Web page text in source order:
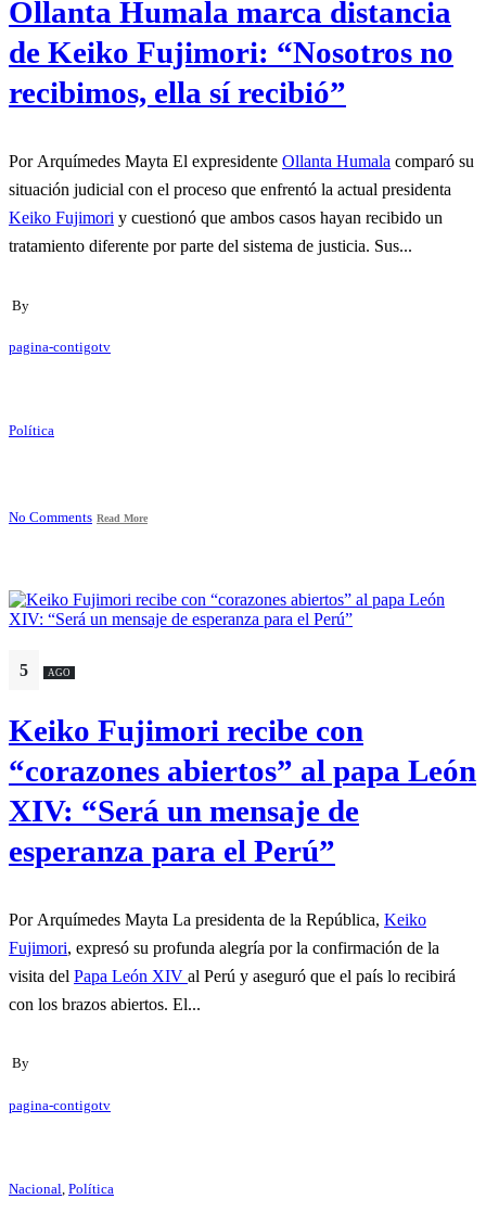
Ollanta Humala marca distancia
de Keiko Fujimori: “Nosotros no
recibimos, ella sí recibió”
Por Arquímedes Mayta El expresidente Ollanta Humala comparó su
situación judicial con el proceso que enfrentó la actual presidenta
Keiko Fujimori y cuestionó que ambos casos hayan recibido un
tratamiento diferente por parte del sistema de justicia. Sus...
By
pagina-contigotv
Política
No Comments Read More
5 AGO
Keiko Fujimori recibe con
“corazones abiertos” al papa León
XIV: “Será un mensaje de
esperanza para el Perú”
Por Arquímedes Mayta La presidenta de la República, Keiko
Fujimori, expresó su profunda alegría por la confirmación de la
visita del Papa León XIV al Perú y aseguró que el país lo recibirá
con los brazos abiertos. El...
By
pagina-contigotv
Nacional, Política